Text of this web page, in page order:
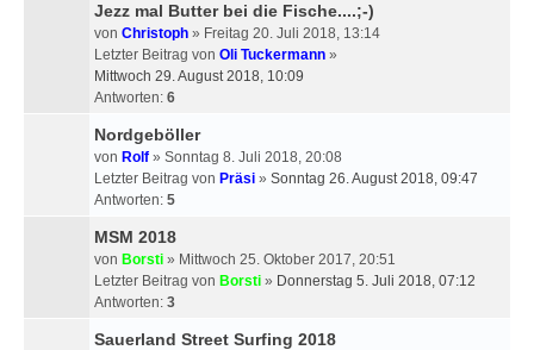
Jezz mal Butter bei die Fische....;-)
von Christoph » Freitag 20. Juli 2018, 13:14
Letzter Beitrag von Oli Tuckermann »
Mittwoch 29. August 2018, 10:09
Antworten: 6
Nordgeböller
von Rolf » Sonntag 8. Juli 2018, 20:08
Letzter Beitrag von Präsi » Sonntag 26. August 2018, 09:47
Antworten: 5
MSM 2018
von Borsti » Mittwoch 25. Oktober 2017, 20:51
Letzter Beitrag von Borsti » Donnerstag 5. Juli 2018, 07:12
Antworten: 3
Sauerland Street Surfing 2018